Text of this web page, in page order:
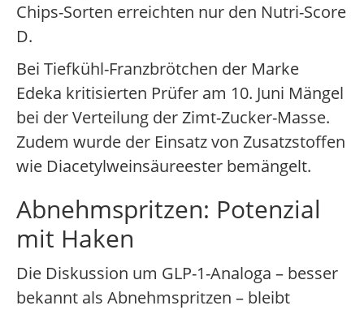
Chips-Sorten erreichten nur den Nutri-Score
D.
Bei Tiefkühl-Franzbrötchen der Marke
Edeka kritisierten Prüfer am 10. Juni Mängel
bei der Verteilung der Zimt-Zucker-Masse.
Zudem wurde der Einsatz von Zusatzstoffen
wie Diacetylweinsäureester bemängelt.
Abnehmspritzen: Potenzial
mit Haken
Die Diskussion um GLP-1-Analoga – besser
bekannt als Abnehmspritzen – bleibt